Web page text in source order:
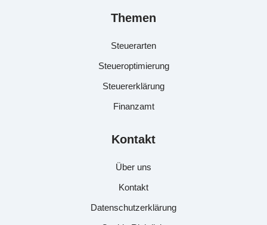
Themen
Steuerarten
Steueroptimierung
Steuererklärung
Finanzamt
Kontakt
Über uns
Kontakt
Datenschutzerklärung